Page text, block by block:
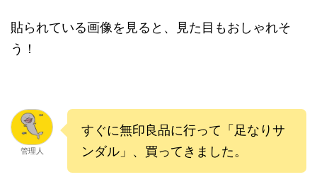
貼られている画像を見ると、見た目もおしゃれそ
う！
管理人
すぐに無印良品に行って「足なりサ
ンダル」、買ってきました。